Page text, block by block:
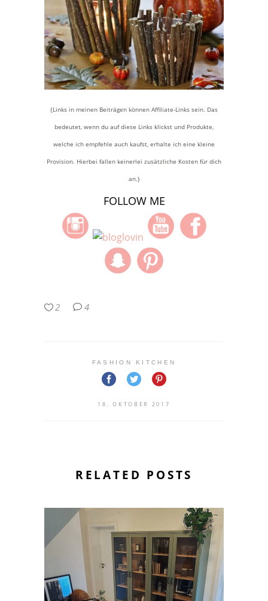
{Links in meinen Beiträgen können Affiliate-Links sein. Das
bedeutet, wenn du auf diese Links klickst und Produkte,
welche ich empfehle auch kaufst, erhalte ich eine kleine
Provision. Hierbei fallen keinerlei zusätzliche Kosten für dich
an.}
FOLLOW ME
2 4
FASHION KITCHEN
18. OKTOBER 2017
RELATED POSTS